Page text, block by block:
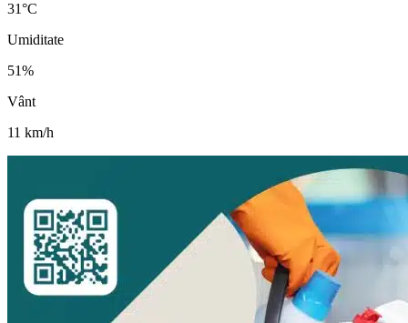
31°C
Umiditate
51%
Vânt
11 km/h